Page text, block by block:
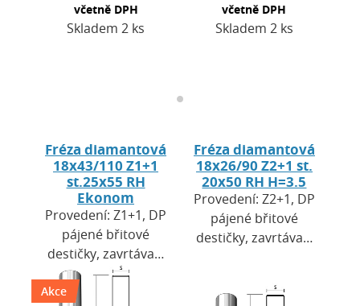
včetně DPH
Skladem 2 ks
včetně DPH
Skladem 2 ks
Fréza diamantová
18x43/110 Z1+1
st.25x55 RH
Ekonom
Provedení: Z1+1, DP
pájené břitové
destičky, zavrtávací
břit HW. Výška
destiček H=2,5 mm.
Akce
Fréza diamantová
18x26/90 Z2+1 st.
20x50 RH H=3.5
Provedení: Z2+1, DP
pájené břitové
destičky, zavrtávací
mm. Použití: pro